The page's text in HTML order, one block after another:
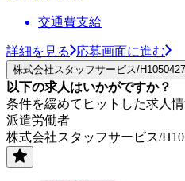
交通費支給
詳細を見る 応募画面に進む
株式会社スタッフサービス/
以下の求人はいかがですか？
条件を緩めてヒットした求人
派遣労働者
株式会社スタッフサービス/